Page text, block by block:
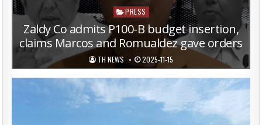
Posted
in
PRESS
Zaldy Co admits P100-B budget insertion,
claims Marcos and Romualdez gave orders
TH NEWS 2025-11-15